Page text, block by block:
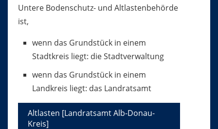
Untere Bodenschutz- und Altlastenbehörde
ist,
wenn das Grundstück in einem
Stadtkreis liegt: die Stadtverwaltung
wenn das Grundstück in einem
Landkreis liegt: das Landratsamt
Altlasten [Landratsamt Alb-Donau-
Kreis]